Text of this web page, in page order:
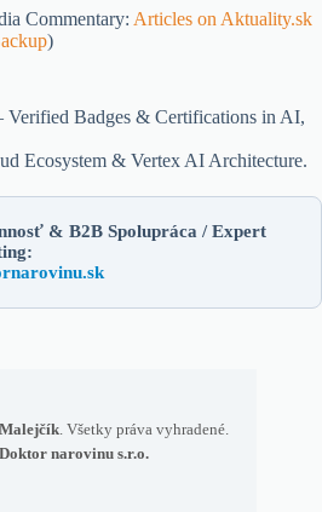
Commentary: Articles on Aktuality.sk
)
Verified Badges & Certifications in AI,
Ecosystem & Vertex AI Architecture.
& B2B Spolupráca / Expert
. Všetky práva vyhradené.
Doktor narovinu s.r.o.